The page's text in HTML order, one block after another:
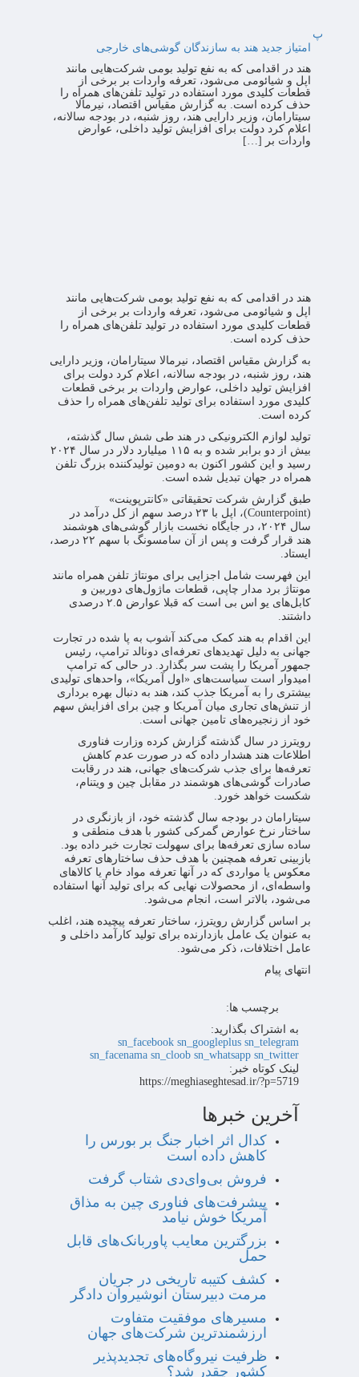
پ
امتیاز جدید هند به سازندگان گوشی‌های خارجی
هند در اقدامی که به نفع تولید بومی شرکت‌هایی مانند
اپل و شیائومی می‌شود، تعرفه واردات بر برخی از
قطعات کلیدی مورد استفاده در تولید تلفن‌های همراه را
حذف کرده است. به گزارش مقیاس اقتصاد، نیرمالا
سیتارامان، وزیر دارایی هند، روز شنبه، در بودجه سالانه،
اعلام کرد دولت برای افزایش تولید داخلی، عوارض
واردات بر […]
هند در اقدامی که به نفع تولید بومی شرکت‌هایی مانند
اپل و شیائومی می‌شود، تعرفه واردات بر برخی از
قطعات کلیدی مورد استفاده در تولید تلفن‌های همراه را
حذف کرده است.
به گزارش مقیاس اقتصاد، نیرمالا سیتارامان، وزیر دارایی
هند، روز شنبه، در بودجه سالانه، اعلام کرد دولت برای
افزایش تولید داخلی، عوارض واردات بر برخی قطعات
کلیدی مورد استفاده برای تولید تلفن‌های همراه را حذف
کرده است.
تولید لوازم الکترونیکی در هند طی شش سال گذشته،
بیش از دو برابر شده و به ۱۱۵ میلیارد دلار در سال ۲۰۲۴
رسید و این کشور اکنون به دومین تولیدکننده بزرگ تلفن
همراه در جهان تبدیل شده است.
طبق گزارش شرکت تحقیقاتی «کانترپوینت»
(Counterpoint)، اپل با ۲۳ درصد سهم از کل درآمد در
سال ۲۰۲۴، در جایگاه نخست بازار گوشی‌های هوشمند
هند قرار گرفت و پس از آن سامسونگ با سهم ۲۲ درصد،
ایستاد.
این فهرست شامل اجزایی برای مونتاژ تلفن همراه مانند
مونتاژ برد مدار چاپی، قطعات ماژول‌های دوربین و
کابل‌های یو اس بی است که قبلا عوارض ۲.۵ درصدی
داشتند.
این اقدام به هند کمک می‌کند آشوب به پا شده در تجارت
جهانی به دلیل تهدیدهای تعرفه‌ای دونالد ترامپ، رئیس
جمهور آمریکا را پشت سر بگذارد. در حالی که ترامپ
امیدوار است سیاست‌های «اول آمریکا»، واحدهای تولیدی
بیشتری را به آمریکا جذب کند، هند به دنبال بهره برداری
از تنش‌های تجاری میان آمریکا و چین برای افزایش سهم
خود از زنجیره‌های تامین جهانی است.
رویترز در سال گذشته گزارش کرده وزارت فناوری
اطلاعات هند هشدار داده که در صورت عدم کاهش
تعرفه‌ها برای جذب شرکت‌های جهانی، هند در رقابت
صادرات گوشی‌های هوشمند در مقابل چین و ویتنام،
شکست خواهد خورد.
سیتارامان در بودجه سال گذشته خود، از بازنگری در
ساختار نرخ عوارض گمرکی کشور با هدف منطقی و
ساده سازی تعرفه‌ها برای سهولت تجارت خبر داده بود.
بازبینی تعرفه همچنین با هدف حذف ساختارهای تعرفه
معکوس یا مواردی که در آنها تعرفه مواد خام یا کالاهای
واسطه‌ای، از محصولات نهایی که برای تولید آنها استفاده
می‌شود، بالاتر است، انجام می‌شود.
بر اساس گزارش رویترز، ساختار تعرفه پیچیده هند، اغلب
به عنوان یک عامل بازدارنده برای تولید کارآمد داخلی و
عامل اختلافات، ذکر می‌شود.
انتهای پیام
برچسب ها:
به اشتراک بگذارید:
sn_facebook sn_googleplus sn_telegram
sn_facenama sn_cloob sn_whatsapp sn_twitter
لینک کوتاه خبر:
https://meghiaseghtesad.ir/?p=5719
آخرین خبرها
کدال اثر اخبار جنگ بر بورس را
کاهش داده است
فروش بی‌وای‌دی شتاب گرفت
پیشرفت‌های فناوری چین به مذاق
آمریکا خوش نیامد
بزرگترین معایب پاوربانک‌های قابل
حمل
کشف کتیبه تاریخی در جریان
مرمت دبیرستان انوشیروان دادگر
مسیرهای موفقیت متفاوت
ارزشمندترین شرکت‌های جهان
ظرفیت نیروگاه‌های تجدیدپذیر
کشور چقدر شد؟